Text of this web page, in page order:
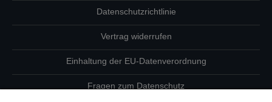
Datenschutzrichtlinie
Vertrag widerrufen
Einhaltung der EU-Datenverordnung
Fragen zum Datenschutz